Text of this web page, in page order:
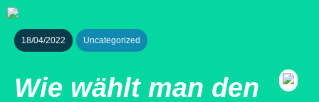
18/04/2022 Uncategorized
Wie wählt man den